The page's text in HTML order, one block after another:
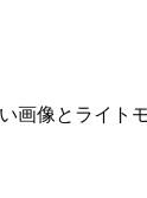
画像とライト